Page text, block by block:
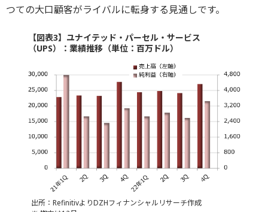
つての大口顧客がライバルに転身する見通しです。
【図表3】ユナイテッド・パーセル・サービス
（UPS）：業績推移（単位：百万ドル）
出所：RefinitivよりDZHフィナンシャルリサーチ作成